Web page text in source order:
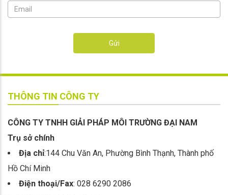
Gửi
THÔNG TIN CÔNG TY
CÔNG TY TNHH GIẢI PHÁP MÔI TRƯỜNG ĐẠI NAM
Trụ sở chính
Địa chỉ:144 Chu Văn An, Phường Bình Thạnh, Thành phố
Hồ Chí Minh
Điện thoại/Fax: 028 6290 2086